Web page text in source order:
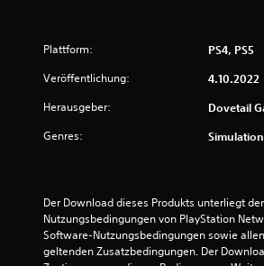
Plattform: PS4, PS5
Veröffentlichung: 4.10.2022
Herausgeber: Dovetail
Genres:
Der Download dieses Produkts unterliegt
Nutzungsbedingungen von PlayStation
Software-Nutzungsbedingungen sowie
geltenden Zusatzbedingungen. Der